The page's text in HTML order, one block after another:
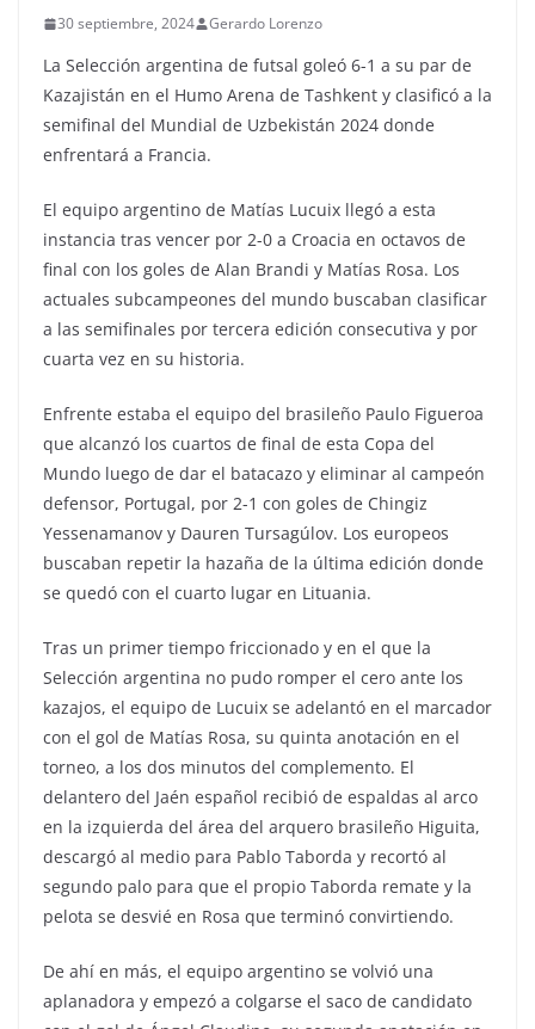
30 septiembre, 2024 Gerardo Lorenzo
La Selección argentina de futsal goleó 6-1 a su par de
Kazajistán en el Humo Arena de Tashkent y clasificó a la
semifinal del Mundial de Uzbekistán 2024 donde
enfrentará a Francia.
El equipo argentino de Matías Lucuix llegó a esta
instancia tras vencer por 2-0 a Croacia en octavos de
final con los goles de Alan Brandi y Matías Rosa. Los
actuales subcampeones del mundo buscaban clasificar
a las semifinales por tercera edición consecutiva y por
cuarta vez en su historia.
Enfrente estaba el equipo del brasileño Paulo Figueroa
que alcanzó los cuartos de final de esta Copa del
Mundo luego de dar el batacazo y eliminar al campeón
defensor, Portugal, por 2-1 con goles de Chingiz
Yessenamanov y Dauren Tursagúlov. Los europeos
buscaban repetir la hazaña de la última edición donde
se quedó con el cuarto lugar en Lituania.
Tras un primer tiempo friccionado y en el que la
Selección argentina no pudo romper el cero ante los
kazajos, el equipo de Lucuix se adelantó en el marcador
con el gol de Matías Rosa, su quinta anotación en el
torneo, a los dos minutos del complemento. El
delantero del Jaén español recibió de espaldas al arco
en la izquierda del área del arquero brasileño Higuita,
descargó al medio para Pablo Taborda y recortó al
segundo palo para que el propio Taborda remate y la
pelota se desvié en Rosa que terminó convirtiendo.
De ahí en más, el equipo argentino se volvió una
aplanadora y empezó a colgarse el saco de candidato